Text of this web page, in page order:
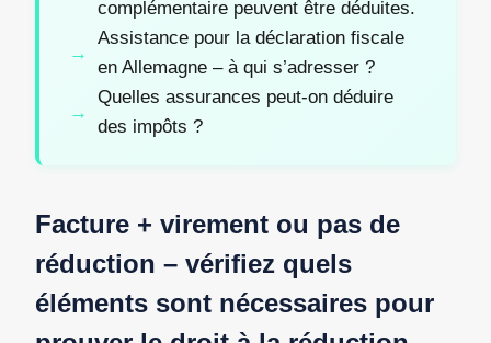
complémentaire peuvent être déduites.
Assistance pour la déclaration fiscale
en Allemagne – à qui s’adresser ?
Quelles assurances peut-on déduire
des impôts ?
Facture + virement ou pas de
réduction – vérifiez quels
éléments sont nécessaires pour